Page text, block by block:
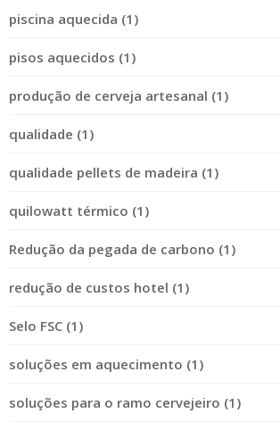
piscina aquecida (1)
pisos aquecidos (1)
produção de cerveja artesanal (1)
qualidade (1)
qualidade pellets de madeira (1)
quilowatt térmico (1)
Redução da pegada de carbono (1)
redução de custos hotel (1)
Selo FSC (1)
soluções em aquecimento (1)
soluções para o ramo cervejeiro (1)